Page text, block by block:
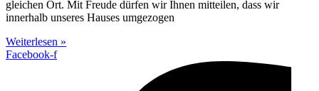
gleichen Ort. Mit Freude dürfen wir Ihnen mitteilen, dass wir
innerhalb unseres Hauses umgezogen
Weiterlesen »
Facebook-f